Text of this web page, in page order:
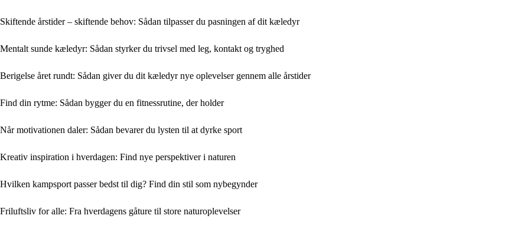
Skiftende årstider – skiftende behov: Sådan tilpasser du pasningen af dit kæledyr
Mentalt sunde kæledyr: Sådan styrker du trivsel med leg, kontakt og tryghed
Berigelse året rundt: Sådan giver du dit kæledyr nye oplevelser gennem alle årstider
Find din rytme: Sådan bygger du en fitnessrutine, der holder
Når motivationen daler: Sådan bevarer du lysten til at dyrke sport
Kreativ inspiration i hverdagen: Find nye perspektiver i naturen
Hvilken kampsport passer bedst til dig? Find din stil som nybegynder
Friluftsliv for alle: Fra hverdagens gåture til store naturoplevelser